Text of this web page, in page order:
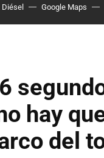
Diésel Google Maps
hay
del